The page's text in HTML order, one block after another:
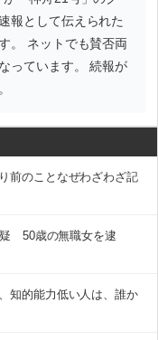
報として伝えられた
。 ネットでも賛否両
っています。 続報が
前のことなぜわざわざ記
50歳の無職女を逮
知的能力低い人は、誰か